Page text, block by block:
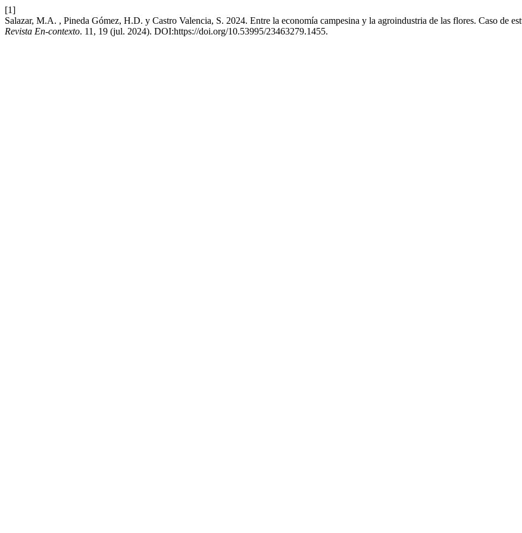
[1]
Salazar, M.A. , Pineda Gómez, H.D. y Castro Valencia, S. 2024. Entre la economía campesina y la agroindustria de las flores. Caso de
Revista En-contexto. 11, 19 (jul. 2024). DOI:https://doi.org/10.53995/23463279.1455.